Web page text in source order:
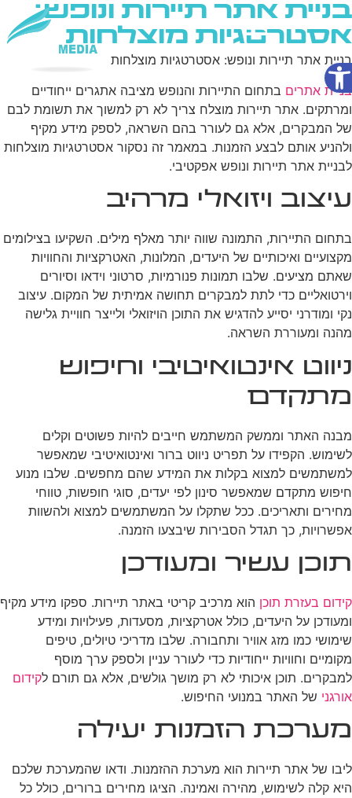
פתח סרגל נגישות
בניית אתר תיירות ונופש:
אסטרטגיות מוצלחות
בניית אתר תיירות ונופש: אסטרטגיות מוצלחות
בניית אתרים בתחום התיירות והנופש מציבה אתגרים ייחודיים
ומרתקים. אתר תיירות מוצלח צריך לא רק למשוך את תשומת לבם
של המבקרים, אלא גם לעורר בהם השראה, לספק מידע מקיף
ולהניע אותם לבצע הזמנות. במאמר זה נסקור אסטרטגיות מוצלחות
לבניית אתר תיירות ונופש אפקטיבי.
עיצוב ויזואלי מרהיב
בתחום התיירות, התמונה שווה יותר מאלף מילים. השקיעו בצילומים
מקצועיים ואיכותיים של היעדים, המלונות, האטרקציות והחוויות
שאתם מציעים. שלבו תמונות פנורמיות, סרטוני וידאו וסיורים
וירטואליים כדי לתת למבקרים תחושה אמיתית של המקום. עיצוב
נקי ומודרני יסייע להדגיש את התוכן הויזואלי ולייצר חוויית גלישה
מהנה ומעוררת השראה.
ניווט אינטואיטיבי וחיפוש
מתקדם
מבנה האתר וממשק המשתמש חייבים להיות פשוטים וקלים
לשימוש. הקפידו על תפריט ניווט ברור ואינטואיטיבי שמאפשר
למשתמשים למצוא בקלות את המידע שהם מחפשים. שלבו מנוע
חיפוש מתקדם שמאפשר סינון לפי יעדים, סוגי חופשות, טווחי
מחירים ותאריכים. ככל שתקלו על המשתמשים למצוא ולהשוות
אפשרויות, כך תגדל הסבירות שיבצעו הזמנה.
תוכן עשיר ומעודכן
קידום בעזרת תוכן הוא מרכיב קריטי באתר תיירות. ספקו מידע מקיף
ומעודכן על היעדים, כולל אטרקציות, מסעדות, פעילויות ומידע
שימושי כמו מזג אוויר ותחבורה. שלבו מדריכי טיולים, טיפים
מקומיים וחוויות ייחודיות כדי לעורר עניין ולספק ערך מוסף
למבקרים. תוכן איכותי לא רק מושך גולשים, אלא גם תורם לקידום
אורגני של האתר במנועי החיפוש.
מערכת הזמנות יעילה
ליבו של אתר תיירות הוא מערכת ההזמנות. ודאו שהמערכת שלכם
היא קלה לשימוש, מהירה ואמינה. הציגו מחירים ברורים, כולל כל